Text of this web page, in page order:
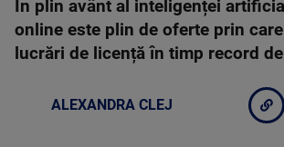
În plin avânt al inteligenței
online este plin de oferte prin
lucrări de licență în timp record
ALEXANDRA CLEJ